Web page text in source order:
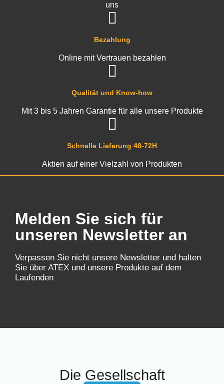
Schnelle Lieferung 48-72H
Aktien auf einer Vielzahl von Produkten
Qualität und Know-how
Mit 3 bis 5 Jahren Garantie für alle unsere Produkte
Bezahlung
Online mit Vertrauen bezahlen
uns
Melden Sie sich für
unseren Newsletter an
Verpassen Sie nicht unsere Newsletter und halten
Sie über ATEX und unsere Produkte auf dem
Laufenden
Die Gesellschaft